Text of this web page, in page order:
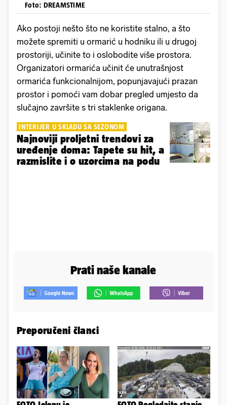
Foto: DREAMSTIME
Ako postoji nešto što ne koristite stalno, a što
možete spremiti u ormarić u hodniku ili u drugoj
prostoriji, učinite to i oslobodite više prostora.
Organizatori ormarića učinit će unutrašnjost
ormarića funkcionalnijom, popunjavajući prazan
prostor i pomoći vam dobar pregled umjesto da
slučajno završite s tri staklenke origana.
INTERIJER U SKLADU SA SEZONOM
Najnoviji proljetni trendovi za
uređenje doma: Tapete su hit, a
razmislite i o uzorcima na podu
Prati naše kanale
Preporučeni članci